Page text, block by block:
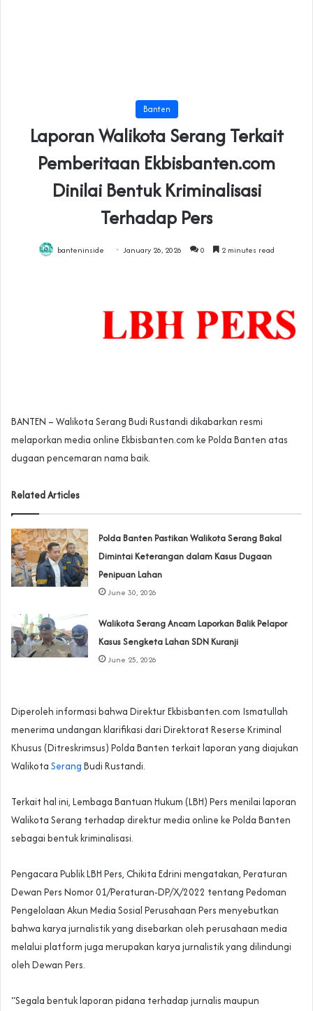
Banten
Laporan Walikota Serang Terkait
Pemberitaan Ekbisbanten.com
Dinilai Bentuk Kriminalisasi
Terhadap Pers
banteninside January 26, 2026 0 2 minutes read
BANTEN – Walikota Serang Budi Rustandi dikabarkan resmi
melaporkan media online Ekbisbanten.com ke Polda Banten atas
dugaan pencemaran nama baik.
Related Articles
Polda Banten Pastikan Walikota Serang Bakal
Dimintai Keterangan dalam Kasus Dugaan
Penipuan Lahan
June 30, 2026
Walikota Serang Ancam Laporkan Balik Pelapor
Kasus Sengketa Lahan SDN Kuranji‎
June 25, 2026
Diperoleh informasi bahwa Direktur Ekbisbanten.com Ismatullah
menerima undangan klarifikasi dari Direktorat Reserse Kriminal
Khusus (Ditreskrimsus) Polda Banten terkait laporan yang diajukan
Walikota Serang Budi Rustandi.
Terkait hal ini, Lembaga Bantuan Hukum (LBH) Pers menilai laporan
Walikota Serang terhadap direktur media online ke Polda Banten
sebagai bentuk kriminalisasi.
Pengacara Publik LBH Pers, Chikita Edrini mengatakan, Peraturan
Dewan Pers Nomor 01/Peraturan-DP/X/2022 tentang Pedoman
Pengelolaan Akun Media Sosial Perusahaan Pers menyebutkan
bahwa karya jurnalistik yang disebarkan oleh perusahaan media
melalui platform juga merupakan karya jurnalistik yang dilindungi
oleh Dewan Pers.
“Segala bentuk laporan pidana terhadap jurnalis maupun